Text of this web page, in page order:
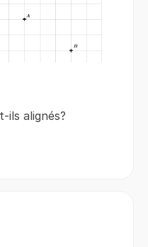
ils alignés?